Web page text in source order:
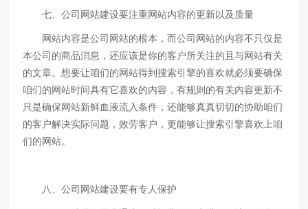
七、公司网站建设要注重网站内容的更新以及质量
网站内容是公司网站的根本，而公司网站的内容不只仅是
本公司的商品消息，还应该是你的客户所关注的且与网站有关
的文章。想要让咱们的网站得到搜索引擎的喜欢就必须要确保
咱们的网站时间具有它喜欢的内容，有规则的有关内容更新不
只是确保网站新鲜血液流入条件，还能够真真切切的协助咱们
的客户解决实际问题，效劳客户，更能够让搜索引擎喜欢上咱
们的网站。
八、公司网站建设要有专人保护